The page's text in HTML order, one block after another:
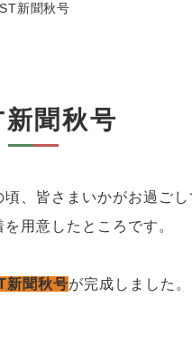
新聞秋号
聞秋号
、皆さまいかがお過ごし
用意したところです。
新聞秋号が完成しました。